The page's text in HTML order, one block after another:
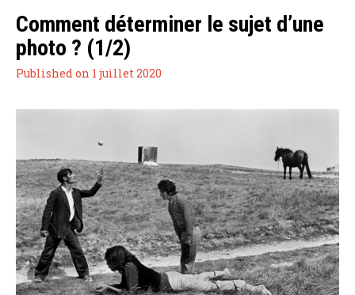
Comment déterminer le sujet d’une
photo ? (1/2)
Published on 1 juillet 2020